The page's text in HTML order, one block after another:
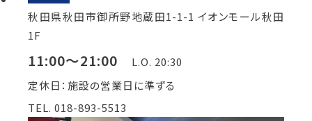
秋田県秋田市御所野地蔵田1-1-1 イオンモール秋田
1F
11:00～21:00
L.O. 20:30
定休日：施設の営業日に準ずる
TEL. 018-893-5513